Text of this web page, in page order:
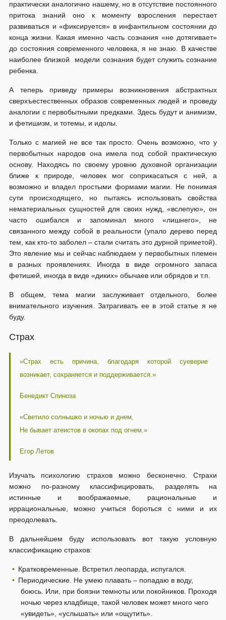
практически аналогично нашему, но в отсутствие постоянного
притока знаний оно к моменту взросления перестает
развиваться и «фиксируется» в инфантильном состоянии до
конца жизни. Какая именно часть сознания «не дотягивает»
до состояния современного человека, я не знаю. В качестве
наиболее близкой модели сознания будет служить сознание
ребенка.
А теперь приведу примеры возникновения абстрактных
сверхъестественных образов современных людей и проведу
аналогии с первобытными предками. Здесь будут и анимизм,
и фетишизм, и тотемы, и идолы.
Только с магией не все так просто. Очень возможно, что у
первобытных народов она имела под собой практическую
основу. Находясь по своему уровню духовной организации
ближе к природе, человек мог соприкасаться с ней, а
возможно и владел простыми формами магии. Не понимая
сути происходящего, но пытаясь использовать свойства
нематериальных сущностей для своих нужд, «вслепую», он
часто ошибался и запоминал много «лишнего», не
связанного между собой в реальности (упало дерево перед
тем, как кто-то заболел – стали считать это дурной приметой).
Это явление мы и сейчас наблюдаем у первобытных племен
в разных проявлениях. Иногда в виде огромного запаса
фетишей, иногда в виде «диких» обычаев или обрядов и т.п.
В общем, тема магии заслуживает отдельного, более
внимательного изучения. Затрагивать ее в этой статье я не
буду.
Страх
«Страх есть причина, благодаря которой суеверие
возникает, сохраняется и поддерживается.»
Бенедикт Спиноза
«Светило солнышко и ночью и днем,
Не бывает атеистов в окопах под огнем.»
Егор Летов
Изучать психологию страхов можно бесконечно. Страхи
можно по-разному классифицировать, разделять на
истинные и воображаемые, рациональные и
иррациональные, можно учиться бороться с ними и их
преодолевать.
В дальнейшем буду использовать вот такую условную
классификацию страхов:
Кратковременные. Встретил леопарда, испугался.
Периодические. Не умею плавать – попадаю в воду,
боюсь. Или, при боязни темноты или покойников. Проходя
ночью через кладбище, такой человек может много чего
«увидеть», «услышать» или «ощутить».